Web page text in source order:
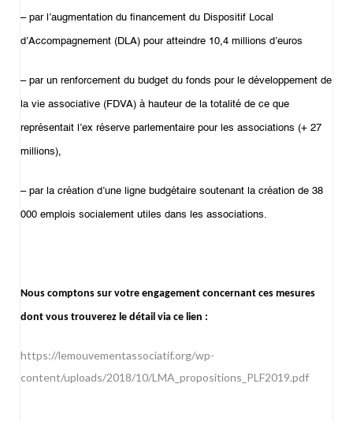
– par l’augmentation du financement du Dispositif Local
d’Accompagnement (DLA) pour atteindre 10,4 millions d’euros
– par un renforcement du budget du fonds pour le développement de
la vie associative (FDVA) à hauteur de la totalité de ce que
représentait l’ex réserve parlementaire pour les associations (+ 27
millions),
– par la création d’une ligne budgétaire soutenant la création de 38
000 emplois socialement utiles dans les associations.
Nous comptons sur votre engagement concernant ces mesures
dont vous trouverez le détail via ce lien :
https://lemouvementassociatif.org/wp-
content/uploads/2018/10/LMA_propositions_PLF2019.pdf